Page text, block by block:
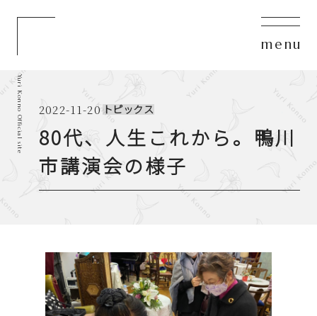
TOP
トップページ
Message
Profile
プロフィール
menu
Yuri Konno Official site 2022-11-20トピックス
80代、人生これから。鴨川
市講演会の様子